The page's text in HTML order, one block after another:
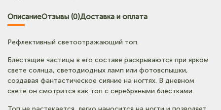
Тел: +7-964-603-4984
Тел: +7-903-947-9492
Тел: +7-3852-721-001
ОписаниеОтзывы (0)Доставка и оплата
Рефлективный светоотражающий топ.
Блестящие частицы в его составе раскрываются при ярком
свете солнца, светодиодных ламп или фотовспышки,
создавая фантастическое сияние на ногтях. В дневном
свете он смотрится как топ с серебряными блестками.